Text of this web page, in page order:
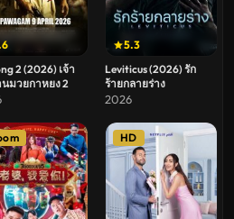
2 (2026) เจ้า
มวยกาหยง 2
5.3
Leviticus (2026) รัก
ร้ายกลายร่าง
2026
HD